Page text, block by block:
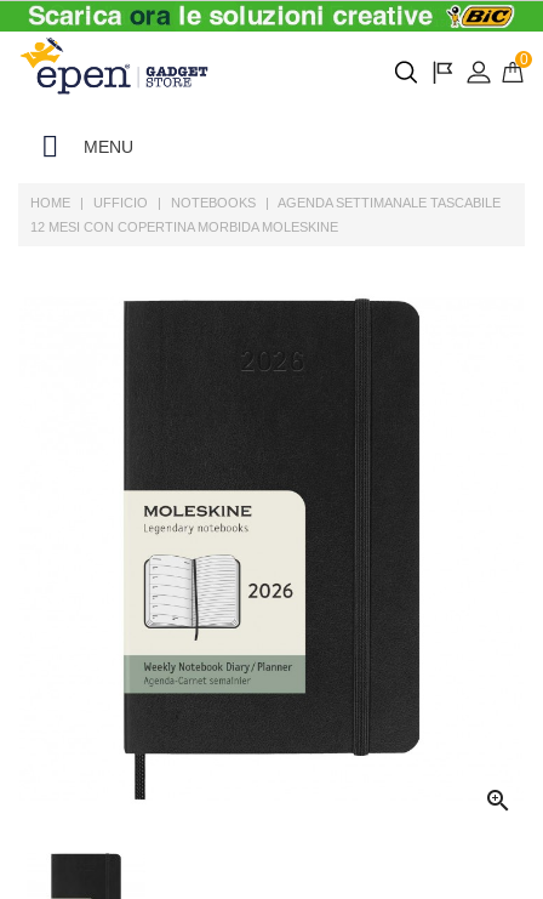
0
MENU
HOME UFFICIO NOTEBOOKS
AGENDA SETTIMANALE TASCABILE
12 MESI CON COPERTINA MORBIDA MOLESKINE
